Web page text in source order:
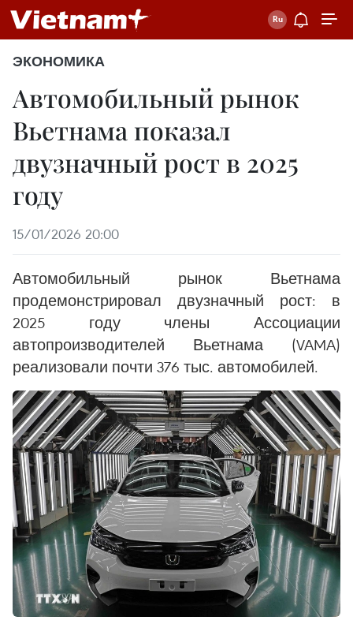
ЭКОНОМИКА
Автомобильный рынок
Вьетнама показал
двузначный рост в 2025
году
15/01/2026 20:00
Автомобильный рынок Вьетнама
продемонстрировал двузначный рост: в
2025 году члены Ассоциации
автопроизводителей Вьетнама (VAMA)
реализовали почти 376 тыс. автомобилей.